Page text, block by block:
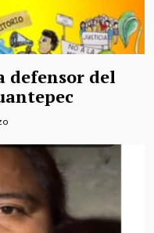
defensor del